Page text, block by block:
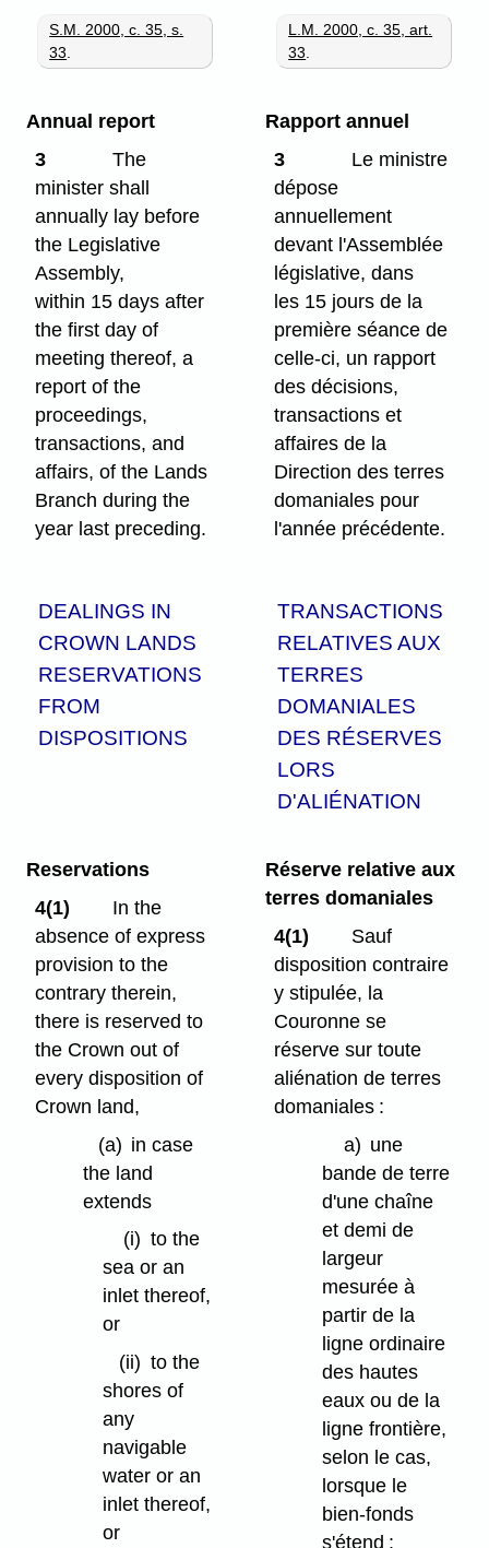
S.M. 2000, c. 35, s.
33.
L.M. 2000, c. 35, art.
33.
Annual report
3
The
minister shall
annually lay before
the Legislative
Assembly,
within 15 days after
the first day of
meeting thereof, a
report of the
proceedings,
transactions, and
affairs, of the Lands
Branch during the
year last preceding.
Rapport annuel
3
Le ministre
dépose
annuellement
devant l'Assemblée
législative, dans
les 15 jours de la
première séance de
celle-ci, un rapport
des décisions,
transactions et
affaires de la
Direction des terres
domaniales pour
l'année précédente.
DEALINGS IN
CROWN LANDS
RESERVATIONS
FROM
DISPOSITIONS
TRANSACTIONS
RELATIVES AUX
TERRES
DOMANIALES
DES RÉSERVES
LORS
D'ALIÉNATION
Reservations
4(1)
In the
absence of express
provision to the
contrary therein,
there is reserved to
the Crown out of
every disposition of
Crown land,
(a) in case
the land
extends
(i) to the
sea or an
inlet thereof,
or
(ii) to the
shores of
any
navigable
water or an
inlet thereof,
or
Réserve relative aux
terres domaniales
4(1)
Sauf
disposition contraire
y stipulée, la
Couronne se
réserve sur toute
aliénation de terres
domaniales :
a) une
bande de terre
d'une chaîne
et demi de
largeur
mesurée à
partir de la
ligne ordinaire
des hautes
eaux ou de la
ligne frontière,
selon le cas,
lorsque le
bien-fonds
s'étend :